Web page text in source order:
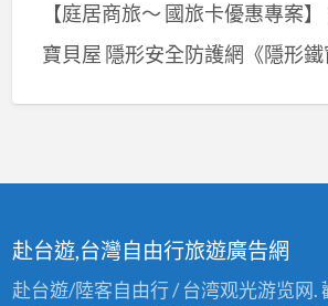
【庭居商旅～ 國旅卡優惠專案】
寶貝屋 隱形安全防護網《隱形鐵
赴台遊,台灣自由行旅遊廣告網
赴台遊/陸客自由行 / 台湾观光游览网.